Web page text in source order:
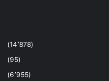
(14٬878)
(95)
(6٬955)